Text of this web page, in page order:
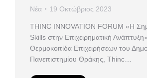
Νέα 19 Οκτώβριος 2023
ΤHINC INNOVATION FORUM «Η
Skills στην Επιχειρηματική
Θερμοκοιτίδα Επιχειρήσεων του
Πανεπιστημίου Θράκης, Thinc…